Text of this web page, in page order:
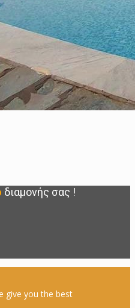
διαμονής σας !
give you the best